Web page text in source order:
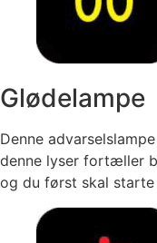
Glødelampe
Denne
denne lyser fortæller
og du først skal starte